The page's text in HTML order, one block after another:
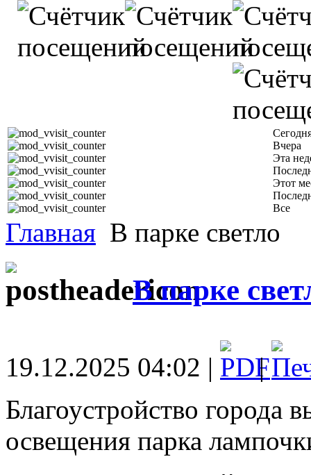
Вчера
Эта
Этот
Все
Главная В парке светло
В парке
19.12.2025 04:02 |
|
Благоустройство города
освещения парка